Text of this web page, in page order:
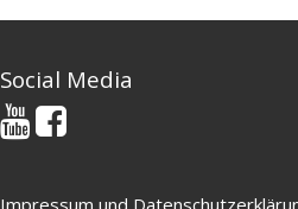
Social Media
Impressum und